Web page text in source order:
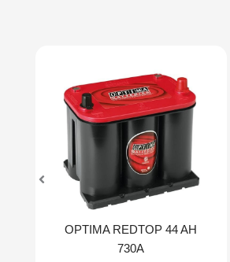
OPTIMA REDTOP 44 AH
730A